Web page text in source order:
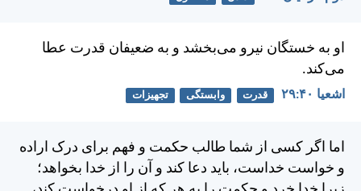
او به خستگان نيرو می‌بخشد و به ضعيفان قدرت عطا
می‌كند.
اشعيا ۴۰:‏۲۹ قدرت وابستگی تجهیزات
اما اگر كسی از شما طالب حكمت و فهم برای درک اراده
و خواست خداست، بايد دعا كند و آن را از خدا بخواهد؛